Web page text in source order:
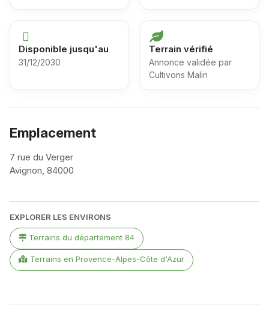
Disponible jusqu'au
31/12/2030
Terrain vérifié
Annonce validée par
Cultivons Malin
Emplacement
7 rue du Verger
Avignon, 84000
+
−
EXPLORER LES ENVIRONS
Terrains du département 84
Terrains en Provence-Alpes-Côte d'Azur